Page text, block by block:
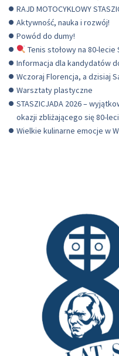
RAJD MOTOCYKLOWY
Aktywność, nauka i rozwój!
Powód do dumy!
Tenis stołowy na 80-lecie
Informacja dla kandydatów
Wczoraj Florencja, a dzisiaj
Warsztaty plastyczne
STASZICJADA 2026 –
okazji zbliżającego się 80-
Wielkie kulinarne emocje w